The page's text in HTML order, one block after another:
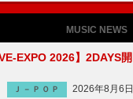
MUSIC NEWS
EXPO 2026】2DAYS開
Ｊ－ＰＯＰ
2026年8月6日